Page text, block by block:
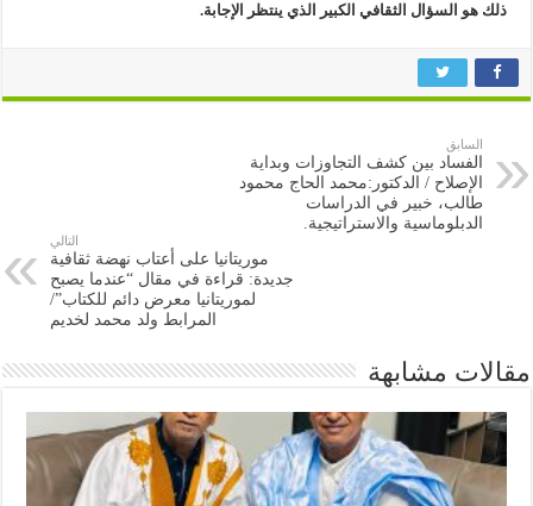
ذلك هو السؤال الثقافي الكبير الذي ينتظر الإجابة.
السابق
الفساد بين كشف التجاوزات وبداية
الإصلاح / الدكتور:محمد الحاج محمود
طالب، خبير في الدراسات
الدبلوماسية والاستراتيجية.
التالي
موريتانيا على أعتاب نهضة ثقافية
جديدة: قراءة في مقال “عندما يصبح
لموريتانيا معرض دائم للكتاب”/
المرابط ولد محمد لخديم
مقالات مشابهة